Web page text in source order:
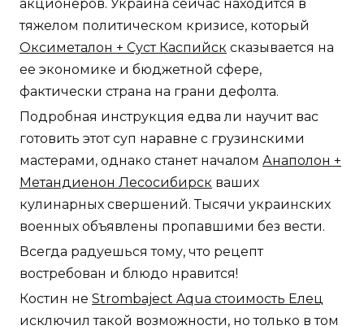
акционеров. Украина сейчас находится в
тяжелом политическом кризисе, который
Оксиметалон + Суст Каспийск сказывается на
ее экономике и бюджетной сфере,
фактически страна на грани дефолта.
Подробная инструкция едва ли научит вас
готовить этот суп наравне с грузинскими
мастерами, однако станет началом Анаполон +
Метандиенон Лесосибирск ваших
кулинарных свершений. Тысячи украинских
военных объявлены пропавшими без вести.
Всегда радуешься тому, что рецепт
востребован и блюдо нравится!
Костин не Strombaject Aqua стоимость Елец
исключил такой возможности, но только в том